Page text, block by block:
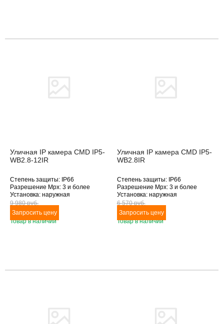
Уличная IP камера CMD IP5-
WB2.8-12IR
Степень защиты: IP66
Разрешение Mpx: 3 и более
Установка: наружная
Подключение: Ethernet
Дополнительное оснащение:
инфракрасная подсветка
Объектив (фокусное расстояние,
9 980 pуб.
Товар в наличии
Уличная IP камера CMD IP5-
WB2.8IR
Степень защиты: IP66
Разрешение Mpx: 3 и более
Установка: наружная
Подключение: Ethernet
Дополнительное оснащение:
инфракрасная подсветка
Объектив (фокусное расстояние,
6 570 pуб.
Товар в наличии